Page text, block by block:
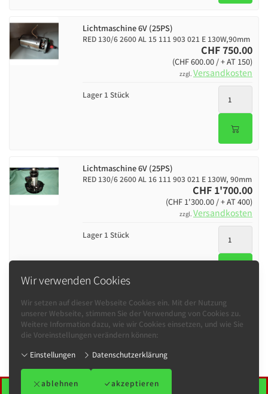
Wir verwenden Cookies
Wir setzen auf dieser Webseite Cookies ein. Mit der Nutzung
unserer Webseite, stimmen Sie der Verwendung von Cookies zu.
Weitere Information dazu, wie wir Cookies einsetzen, und wie Sie
die Voreinstellungen verändern können:
Einstellungen
Datenschutzerklärung
ablehnen akzeptieren
Lichtmaschine 6V (25PS)
RED 130/6 2600 AL 15 111 903 021 E 130W,90mm
CHF 750.00
(CHF 600.00 / + AT 150)
zzgl. Versandkosten
Lager 1 Stück
Lichtmaschine 6V (25PS)
RED 130/6 2600 AL 16 111 903 021 E 130W, 90mm
CHF 1'700.00
(CHF 1'300.00 / + AT 400)
zzgl. Versandkosten
Lager 1 Stück
Informationen